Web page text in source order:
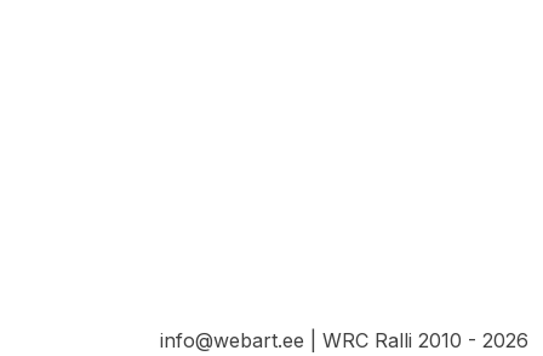
info@webart.ee | WRC Ralli 2010 - 2026